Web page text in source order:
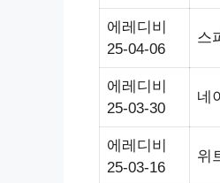
에레디비
25-04-06
스
에레디비
25-03-30
네
에레디비
25-03-16
위